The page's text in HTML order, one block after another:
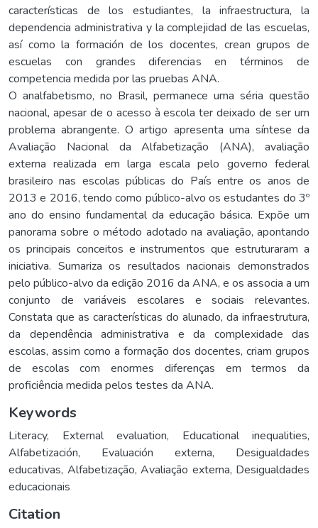
características de los estudiantes, la infraestructura, la
dependencia administrativa y la complejidad de las escuelas,
así como la formación de los docentes, crean grupos de
escuelas con grandes diferencias en términos de
competencia medida por las pruebas ANA.
O analfabetismo, no Brasil, permanece uma séria questão
nacional, apesar de o acesso à escola ter deixado de ser um
problema abrangente. O artigo apresenta uma síntese da
Avaliação Nacional da Alfabetização (ANA), avaliação
externa realizada em larga escala pelo governo federal
brasileiro nas escolas públicas do País entre os anos de
2013 e 2016, tendo como público-alvo os estudantes do 3º
ano do ensino fundamental da educação básica. Expõe um
panorama sobre o método adotado na avaliação, apontando
os principais conceitos e instrumentos que estruturaram a
iniciativa. Sumariza os resultados nacionais demonstrados
pelo público-alvo da edição 2016 da ANA, e os associa a um
conjunto de variáveis escolares e sociais relevantes.
Constata que as características do alunado, da infraestrutura,
da dependência administrativa e da complexidade das
escolas, assim como a formação dos docentes, criam grupos
de escolas com enormes diferenças em termos da
proficiência medida pelos testes da ANA.
Keywords
Literacy, External evaluation, Educational inequalities,
Alfabetización, Evaluación externa, Desigualdades
educativas, Alfabetização, Avaliação externa, Desigualdades
educacionais
Citation